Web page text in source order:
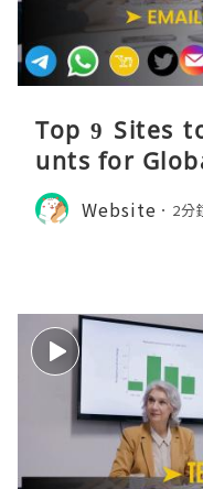
Top 9 Sites
unts for
Website 2分